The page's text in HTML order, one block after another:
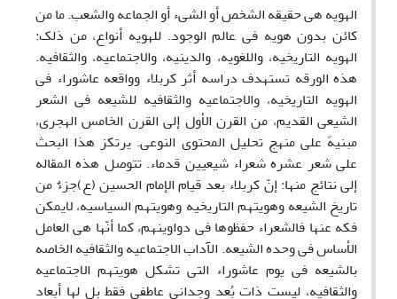
الهویه هی حقیقه الشخص أو الشیء أو الجماعه والشعب. ما من
کائن بدون هویه فی عالم الوجود. للهویه أنواع، من ذلک:
الهویه التاریخیه، واللغویه، والدینیه، والاجتماعیه، والثقافیه.
هذه الورقه تستهدف دراسه أثر کربلاء وواقعه عاشوراء فی
الهویه التاریخیه، والاجتماعیه والثقافیه للشیعه فی الشعر
الشیعی القدیم، من القرن الأول إلی القرن الخامس الهجری،
مبنیهً علی منهج تحلیل المحتوی النوعی. یرتکز هذا البحث
علی شعر عشره شعراء شیعیین قدماء. تتوصل هذه المقاله
إلی نتائج منها: إنّ کربلاء بعد قیام الإمام الحسین (ع)جزءٌ من
تاریخ الشیعه وهویتهم التاریخیه وهویتهم السیاسیه، لایمکن
فکه عنها فالشعراء حفظوها فی دواوینهم، کما أنّها هی العامل
الأساس فی وحده الشیعه. الآداب الاجتماعیه والثقافیه الخاصه
بالشیعه فی یوم عاشوراء التی تشکل هویتهم الاجتماعیه
والثقافیه، لیست ذات بُعد وجدانی عاطفی فقط بل لها أبعاد